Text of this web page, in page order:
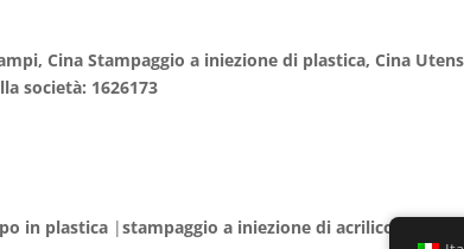
Cina Stampaggio a iniezione di plastica, Cina
società: 1626173
in plastica |stampaggio a iniezione di acrilico